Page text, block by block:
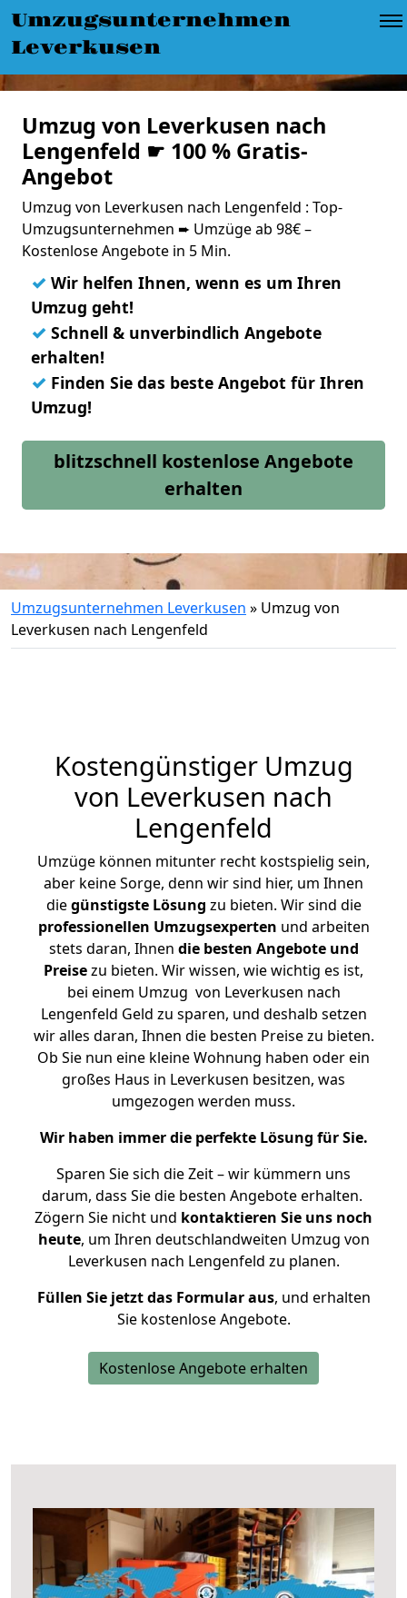
Umzugsunternehmen
Leverkusen
Umzug von Leverkusen nach
Lengenfeld ☛ 100 % Gratis-
Angebot
Umzug von Leverkusen nach Lengenfeld : Top-
Umzugsunternehmen ➨ Umzüge ab 98€ –
Kostenlose Angebote in 5 Min.
✓ Wir helfen Ihnen, wenn es um Ihren
Umzug geht!
✓ Schnell & unverbindlich Angebote
erhalten!
✓ Finden Sie das beste Angebot für Ihren
Umzug!
blitzschnell kostenlose Angebote
erhalten
Umzugsunternehmen Leverkusen » Umzug von
Leverkusen nach Lengenfeld
Kostengünstiger Umzug
von Leverkusen nach
Lengenfeld
Umzüge können mitunter recht kostspielig sein,
aber keine Sorge, denn wir sind hier, um Ihnen
diegünstigste Lösung zu bieten. Wir sind die
professionellen Umzugsexperten und arbeiten
stets daran, Ihnen die besten Angebote und
Preisezu bieten. Wir wissen, wie wichtig es ist,
bei einem Umzug von Leverkusen nach
Lengenfeld Geld zu sparen, und deshalb setzen
wir alles daran, Ihnen die besten Preise zu bieten.
Ob Sie nun eine kleine Wohnung haben oder ein
großes Haus in Leverkusen besitzen, was
umgezogen werden muss.
Wir haben immer die perfekte Lösung für Sie.
Sparen Sie sich die Zeit – wir kümmern uns
darum, dass Sie die besten Angebote erhalten.
Zögern Sie nicht und kontaktieren Sie uns noch
heute, um Ihren deutschlandweiten Umzug von
Leverkusen nach Lengenfeld zu planen.
Füllen Sie jetzt das Formular aus, und erhalten
Sie kostenlose Angebote.
Kostenlose Angebote erhalten